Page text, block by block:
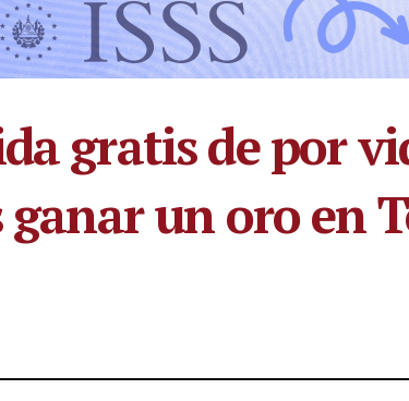
gratis de por
un oro en